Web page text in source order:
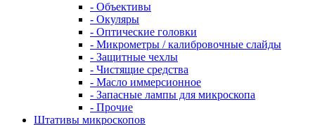
- Объективы
- Окуляры
- Оптические головки
- Микрометры / калибровочные слайды
- Защитные чехлы
- Чистящие средства
- Масло иммерсионное
- Запасные лампы для микроскопа
- Прочие
Штативы микроскопов